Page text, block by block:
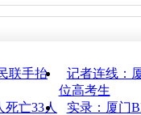
联手抬
记者连线：
位高考生
亡33人
实录：厦门